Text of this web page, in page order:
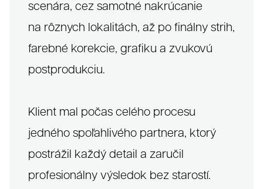
scenára, cez samotné nakrúcanie
na rôznych lokalitách, až po finálny strih,
farebné korekcie, grafiku a zvukovú
postprodukciu.
Klient mal počas celého procesu
jedného spoľahlivého partnera, ktorý
postrážil každý detail a zaručil
profesionálny výsledok bez starostí.